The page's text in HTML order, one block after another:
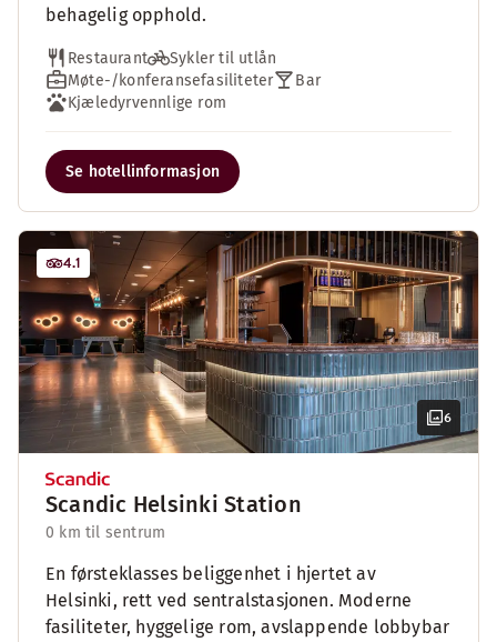
behagelig opphold.
Restaurant
Sykler til utlån
Møte-/konferansefasiliteter
Bar
Kjæledyrvennlige rom
Se hotellinformasjon
6
4.1
Scandic Helsinki Station
0 km til sentrum
En førsteklasses beliggenhet i hjertet av
Helsinki, rett ved sentralstasjonen. Moderne
fasiliteter, hyggelige rom, avslappende lobbybar